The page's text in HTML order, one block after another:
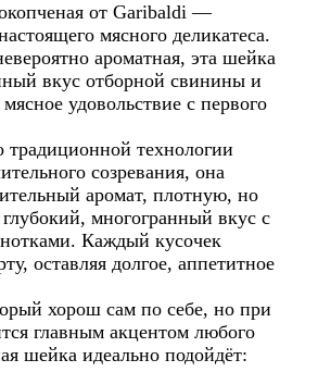
от Garibaldi —
мясного деликатеса.
ароматная, эта шейка
вкус отборной свинины и
удовольствие с первого
традиционной технологии
созревания, она
аромат, плотную, но
многогранный вкус с
Каждый кусочек
оставляя долгое, аппетитное
хорош сам по себе, но при
главным акцентом любого
шейка идеально подойдёт: